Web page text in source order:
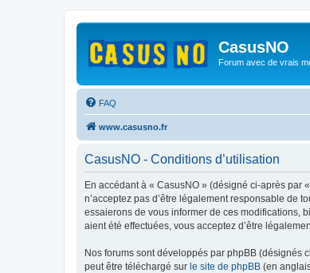
CasusNO
Forum avec de vrais
FAQ
www.casusno.fr
CasusNO - Conditions d’utilisation
En accédant à « CasusNO » (désigné ci-après par
n’acceptez pas d’être légalement responsable de
essaierons de vous informer de ces modifications,
aient été effectuées, vous acceptez d’être
Nos forums sont développés par phpBB (désignés
peut être téléchargé sur le site de phpBB (en